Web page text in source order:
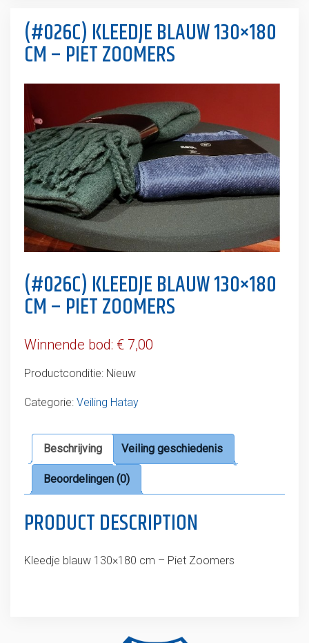
(#026C) KLEEDJE BLAUW 130×180
CM – PIET ZOOMERS
(#026C) KLEEDJE BLAUW 130×180
CM – PIET ZOOMERS
Winnende bod: €7,00
Productconditie: Nieuw
Categorie: Veiling Hatay
Beschrijving Veiling geschiedenis
Beoordelingen (0)
PRODUCT DESCRIPTION
Kleedje blauw 130×180 cm – Piet Zoomers